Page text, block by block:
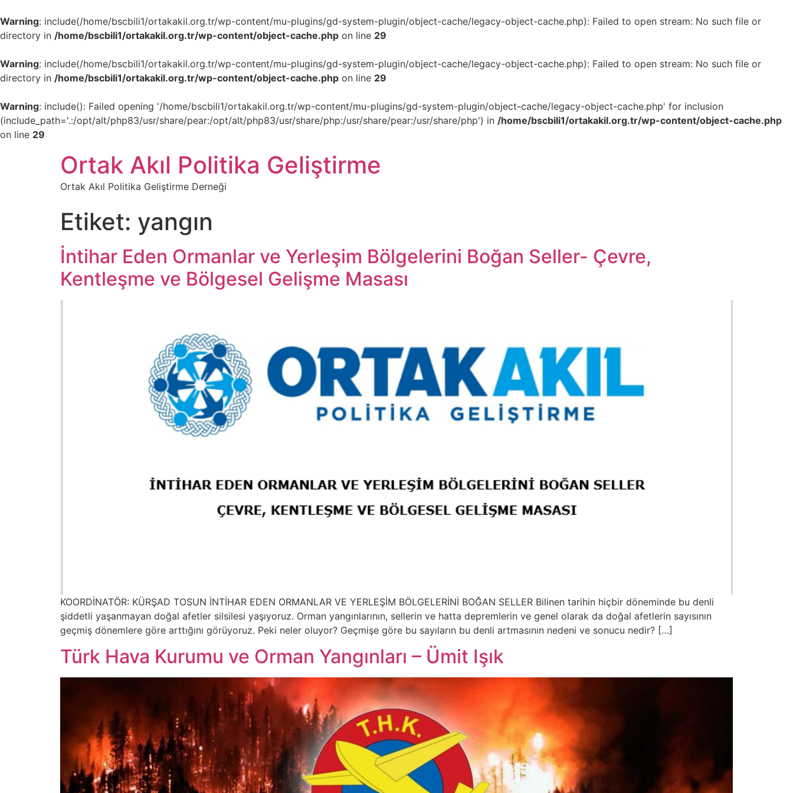
Warning: include(/home/bscbili1/ortakakil.org.tr/wp-content/mu-plugins/gd-system-plugin/object-cache/legacy-object-cache.php): Failed to open stream: No such file or
directory in /home/bscbili1/ortakakil.org.tr/wp-content/object-cache.php on line 29
Warning: include(/home/bscbili1/ortakakil.org.tr/wp-content/mu-plugins/gd-system-plugin/object-cache/legacy-object-cache.php): Failed to open stream: No such file or
directory in /home/bscbili1/ortakakil.org.tr/wp-content/object-cache.php on line 29
Warning: include(): Failed opening '/home/bscbili1/ortakakil.org.tr/wp-content/mu-plugins/gd-system-plugin/object-cache/legacy-object-cache.php' for inclusion
(include_path='.:/opt/alt/php83/usr/share/pear:/opt/alt/php83/usr/share/php:/usr/share/pear:/usr/share/php') in /home/bscbili1/ortakakil.org.tr/wp-content/object-cache.php
on line 29
Ortak Akıl Politika Geliştirme
Ortak Akıl Politika Geliştirme Derneği
Etiket: yangın
İntihar Eden Ormanlar ve Yerleşim Bölgelerini Boğan Seller- Çevre,
Kentleşme ve Bölgesel Gelişme Masası
KOORDİNATÖR: KÜRŞAD TOSUN İNTİHAR EDEN ORMANLAR VE YERLEŞİM BÖLGELERİNİ BOĞAN SELLER Bilinen tarihin hiçbir döneminde bu denli
şiddetli yaşanmayan doğal afetler silsilesi yaşıyoruz. Orman yangınlarının, sellerin ve hatta depremlerin ve genel olarak da doğal afetlerin sayısının
geçmiş dönemlere göre arttığını görüyoruz. Peki neler oluyor? Geçmişe göre bu sayıların bu denli artmasının nedeni ve sonucu nedir? […]
Türk Hava Kurumu ve Orman Yangınları – Ümit Işık